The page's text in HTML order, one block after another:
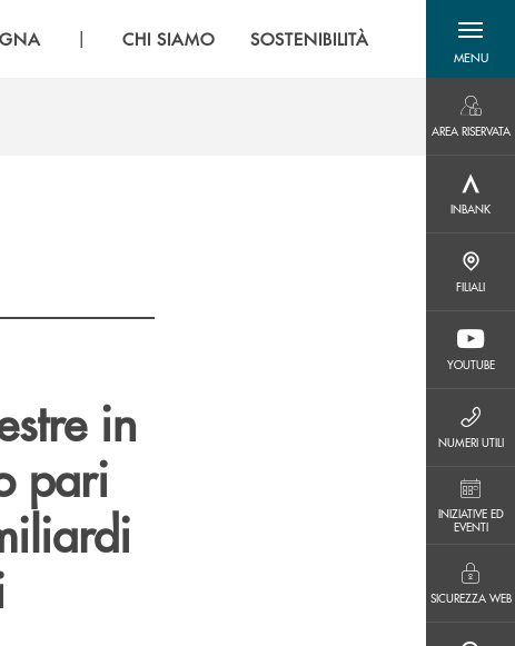
| CHI SIAMO SOSTENIBILITÀ
MENU
menu
AREA RISERVATA
INBANK
FILIALI
YOUTUBE
NUMERI UTILI
INIZIATIVE ED
EVENTI
SICUREZZA WEB
in
pari